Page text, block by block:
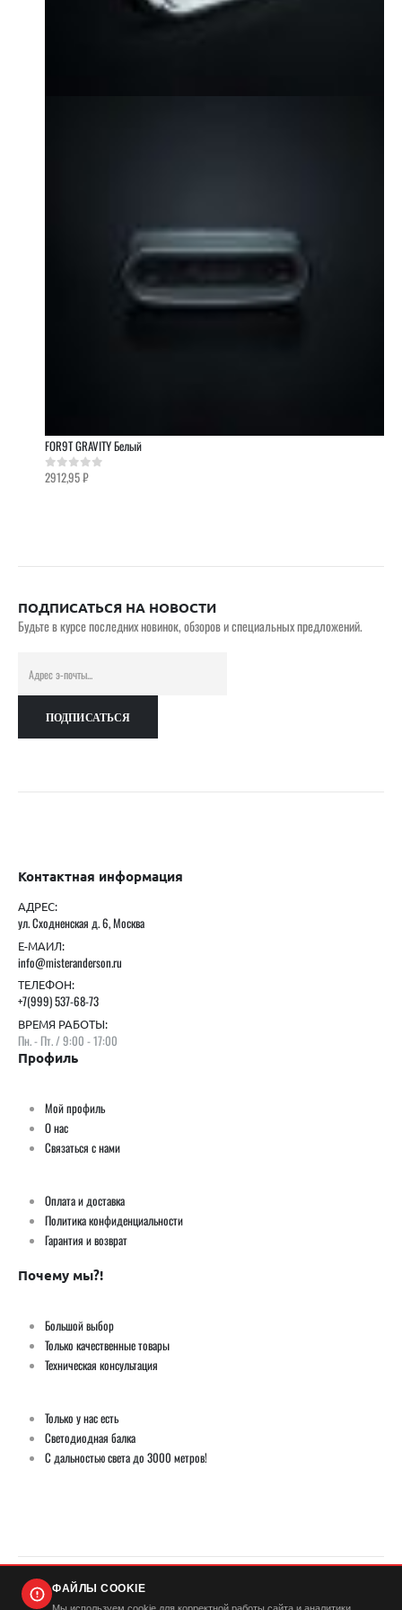
FOR9T GRAVITY Белый
0out of 5
2912,95₽
ПОДПИСАТЬСЯ НА НОВОСТИ
Будьте в курсе последних новинок, обзоров и специальных предложений.
Контактная информация
АДРЕС:
ул. Сходненская д. 6, Москва
Е-МАИЛ:
info@misteranderson.ru
ТЕЛЕФОН:
+7(999) 537-68-73
ВРЕМЯ РАБОТЫ:
Пн. - Пт. / 9:00 - 17:00
Профиль
Мой профиль
О нас
Связаться с нами
Оплата и доставка
Политика конфиденциальности
Гарантия и возврат
Почему мы?!
Большой выбор
Только качественные товары
Техническая консультация
Только у нас есть
Светодиодная балка
С дальностью света до 3000 метров!
© Демич ИП (ИНН 501724446420) / Мистер Андерсон 2026. Все права защищены
ФАЙЛЫ COOKIE